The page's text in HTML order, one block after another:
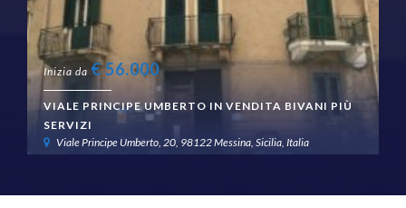
Inizia da €99.000
CONTRADA MAROTTA CASA INDIPENDENTE 3 VANI
PIÙ TERRENO #2VO16785
Contrada Marotta, 98158 Messina, Sicilia, Italia